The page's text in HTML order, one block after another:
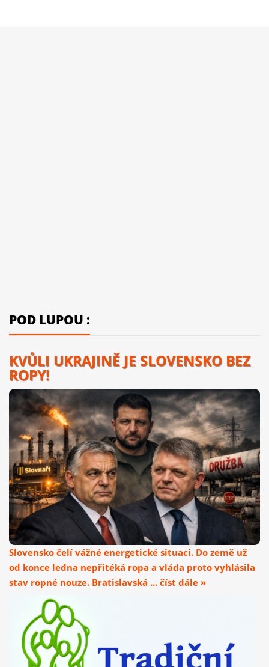
POD LUPOU :
KVŮLI UKRAJINĚ JE SLOVENSKO BEZ
ROPY!
Slovensko čelí vážné energetické situaci. Do země už
od konce ledna nepřitéká ropa a vláda proto vyhlásila
stav ropné nouze. Bratislavská ... číst dále »